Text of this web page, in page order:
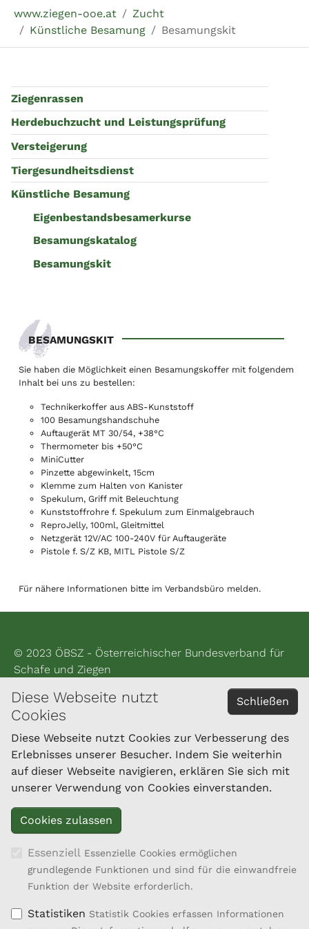
Schließen
Diese Webseite nutzt
Cookies
Diese Webseite nutzt Cookies zur Verbesserung des
Erlebnisses unserer Besucher. Indem Sie weiterhin
auf dieser Webseite navigieren, erklären Sie sich mit
unserer Verwendung von Cookies einverstanden.
Essenziell Essenzielle Cookies ermöglichen
grundlegende Funktionen und sind für die einwandfreie
Funktion der Website erforderlich.
Statistiken Statistik Cookies erfassen Informationen
www.ziegen-ooe.at
Zucht
Künstliche Besamung
Besamungskit
Ziegenrassen
Herdebuchzucht und Leistungsprüfung
Versteigerung
Tiergesundheitsdienst
Künstliche Besamung
Eigenbestandsbesamerkurse
Besamungskatalog
Besamungskit
BESAMUNGSKIT
Sie haben die Möglichkeit einen Besamungskoffer mit folgendem
Inhalt bei uns zu bestellen:
Technikerkoffer aus ABS-Kunststoff
100 Besamungshandschuhe
Auftaugerät MT 30/54, +38°C
Thermometer bis +50°C
MiniCutter
Pinzette abgewinkelt, 15cm
Klemme zum Halten von Kanister
Spekulum, Griff mit Beleuchtung
Kunststoffrohre f. Spekulum zum Einmalgebrauch
ReproJelly, 100ml, Gleitmittel
Netzgerät 12V/AC 100-240V für Auftaugeräte
Pistole f. S/Z KB, MITL Pistole S/Z
Für nähere Informationen bitte im Verbandsbüro melden.
© 2023 ÖBSZ - Österreichischer Bundesverband für
Schafe und Ziegen
Impressum
Datenschutzerklärung
KONTAKT
Landesverband für Ziegenzucht und -haltung
Brucknerstraße 39
4910 Ried im Innkreis
Tel.: 050/6902-1448
Fax: 050/6902-91448
office@ziegenland.com